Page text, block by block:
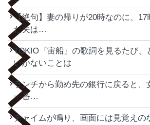
【絶句】妻の帰りが20時なのに、17
た夫は…
TOKIO『宙船』の歌詞を見るたび、
いかないことは
ランチから勤め先の銀行に戻ると、
一番…
チャイムが鳴り、画面には見覚えの